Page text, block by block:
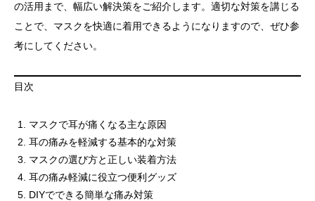
の活用まで、幅広い解決策をご紹介します。適切な対策を講じる
ことで、マスクを快適に着用できるようになりますので、ぜひ参
考にしてください。
目次
マスクで耳が痛くなる主な原因
耳の痛みを軽減する基本的な対策
マスクの選び方と正しい装着方法
耳の痛み軽減に役立つ便利グッズ
DIYでできる簡単な痛み対策